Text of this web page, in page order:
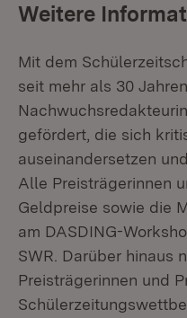
Weitere
Mit dem
seit mehr als 30 Jahren
gefördert, die sich
auseinandersetzen
Alle Preisträgerinnen
Geldpreise sowie die
am DASDING-
SWR. Darüber hinaus
Preisträgerinnen und